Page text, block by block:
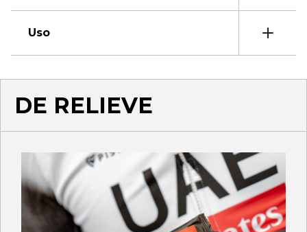
Uso
DE RELIEVE